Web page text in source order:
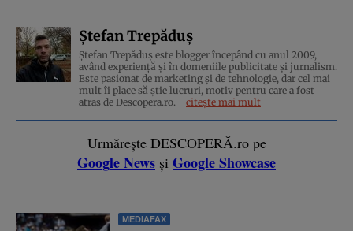
Ștefan Trepăduș
Ștefan Trepăduș este blogger începând cu anul 2009,
având experiență și în domeniile publicitate și jurnalism.
Este pasionat de marketing și de tehnologie, dar cel mai
mult îi place să știe lucruri, motiv pentru care a fost
atras de Descopera.ro.
citește mai mult
Urmărește DESCOPERĂ.ro pe
Google News și Google Showcase
MEDIAFAX